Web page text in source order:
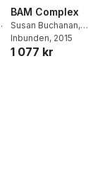
BAM Complex
Susan Buchanan,
Nicholas Noinaj
Inbunden, 2015
1 077 kr